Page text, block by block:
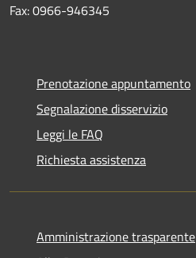
Fax: 0966-946345
Prenotazione appuntamento
Segnalazione disservizio
Leggi le FAQ
Richiesta assistenza
Amministrazione trasparente